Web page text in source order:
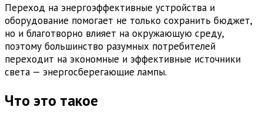
Переход на энергоэффективные устройства и
оборудование помогает не только сохранить бюджет,
но и благотворно влияет на окружающую среду,
поэтому большинство разумных потребителей
переходит на экономные и эффективные источники
света — энергосберегающие лампы.
Что это такое